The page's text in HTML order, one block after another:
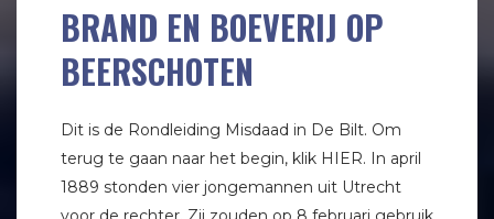
BRAND EN BOEVERIJ OP
BEERSCHOTEN
Dit is de Rondleiding Misdaad in De Bilt. Om
terug te gaan naar het begin, klik HIER. In april
1889 stonden vier jongemannen uit Utrecht